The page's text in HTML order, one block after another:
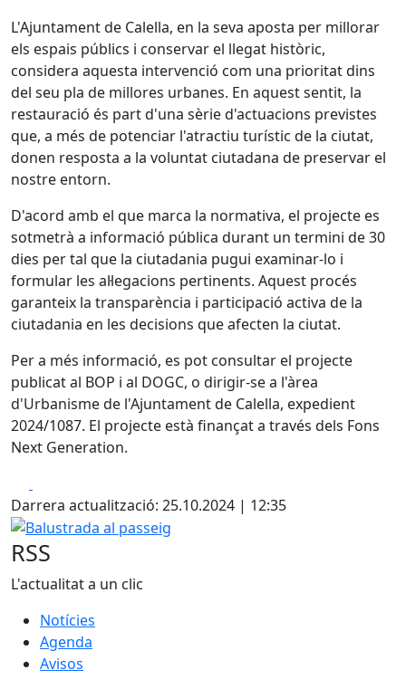
L'Ajuntament de Calella, en la seva aposta per millorar
els espais públics i conservar el llegat històric,
considera aquesta intervenció com una prioritat dins
del seu pla de millores urbanes. En aquest sentit, la
restauració és part d'una sèrie d'actuacions previstes
que, a més de potenciar l'atractiu turístic de la ciutat,
donen resposta a la voluntat ciutadana de preservar el
nostre entorn.
D'acord amb el que marca la normativa, el projecte es
sotmetrà a informació pública durant un termini de 30
dies per tal que la ciutadania pugui examinar-lo i
formular les al·legacions pertinents. Aquest procés
garanteix la transparència i participació activa de la
ciutadania en les decisions que afecten la ciutat.
Per a més informació, es pot consultar el projecte
publicat al BOP i al DOGC, o dirigir-se a l'àrea
d'Urbanisme de l'Ajuntament de Calella, expedient
2024/1087. El projecte està finançat a través dels Fons
Next Generation.
Darrera actualització: 25.10.2024 | 12:35
Balustrada al passeig
RSS
L'actualitat a un clic
Notícies
Agenda
Avisos